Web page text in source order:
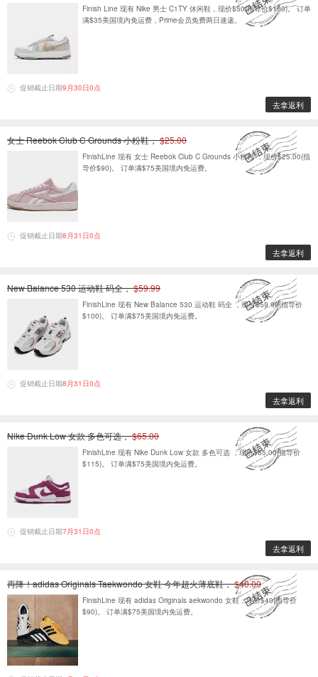
Finish Line 现有 Nike 男士 C1TY 休闲鞋，现价$50(指导价$100)。 订单
满$35美国境内免运费，Prime会员免费两日速递。
促销截止日期9月30日0点
去拿返利
女士 Reebok Club C Grounds 小粉鞋，$25.00
FinishLine 现有 女士 Reebok Club C Grounds 小粉鞋 ，现价$25.00(指
导价$90)。 订单满$75美国境内免运费。
促销截止日期8月31日0点
去拿返利
New Balance 530 运动鞋 码全，$59.99
FinishLine 现有 New Balance 530 运动鞋 码全 ，现价$59.99(指导价
$100)。 订单满$75美国境内免运费。
促销截止日期8月31日0点
去拿返利
Nike Dunk Low 女款 多色可选，$65.00
FinishLine 现有 Nike Dunk Low 女款 多色可选 ，现价$65.00(指导价
$115)。 订单满$75美国境内免运费。
促销截止日期7月31日0点
去拿返利
再降！adidas Originals Taekwondo 女鞋 今年超火薄底鞋，$40.00
FinishLine 现有 adidas Originals aekwondo 女鞋，现价$40(指导价
$90)。 订单满$75美国境内免运费。